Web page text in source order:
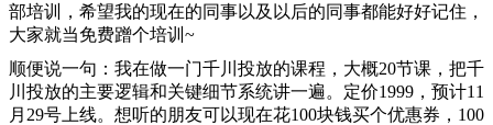
部培训，希望我的现在的同事以及以后的同事都能好好记住，
大家就当免费蹭个培训~
顺便说一句：我在做一门千川投放的课程，大概20节课，把千
川投放的主要逻辑和关键细节系统讲一遍。定价1999，预计11
月29号上线。想听的朋友可以现在花100块钱买个优惠券，100